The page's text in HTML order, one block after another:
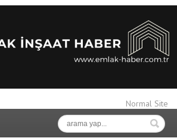
Normal Site